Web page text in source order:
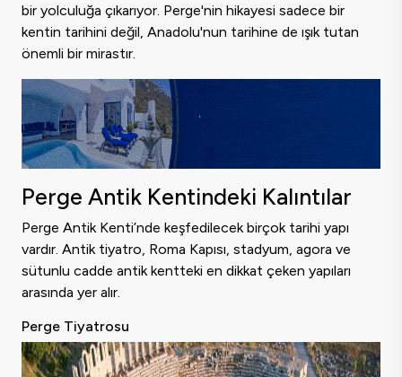
bir yolculuğa çıkarıyor. Perge'nin hikayesi sadece bir
kentin tarihini değil, Anadolu'nun tarihine de ışık tutan
önemli bir mirastır.
Perge Antik Kentindeki Kalıntılar
Perge Antik Kenti’nde keşfedilecek birçok tarihi yapı
vardır. Antik tiyatro, Roma Kapısı, stadyum, agora ve
sütunlu cadde antik kentteki en dikkat çeken yapıları
arasında yer alır.
Perge Tiyatrosu